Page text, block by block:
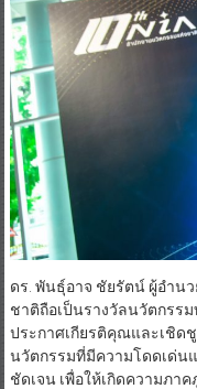
ดร. พันธุ์อาจ ชัยรัตน์ ผู้อำนว
ชาติถือเป็นรางวัลนวัตกรร
ประกาศเกียรติคุณและเชิด
นวัตกรรมที่มีความโดดเด่น
ชัดเจน เพื่อให้เกิดความภา